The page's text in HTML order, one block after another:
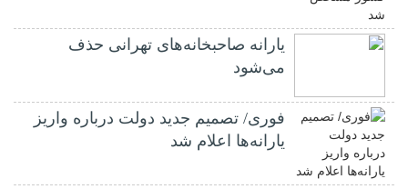
یارانه صاحبخانه‌های تهرانی حذف
می‌شود
فوری/ تصمیم جدید دولت درباره واریز
یارانه‌ها اعلام شد